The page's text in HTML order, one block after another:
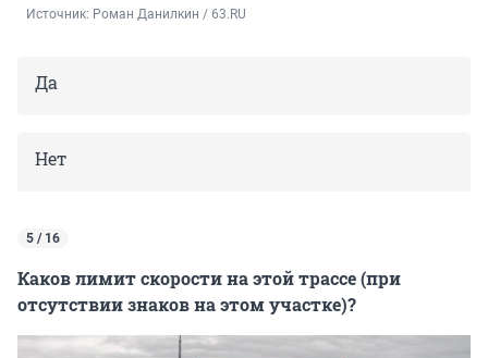
Источник: Роман Данилкин / 63.RU
Да
Нет
5 / 16
Каков лимит скорости на этой трассе (при
отсутствии знаков на этом участке)?